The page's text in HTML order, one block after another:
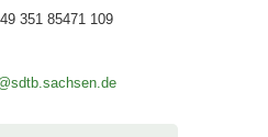
351 85471 109